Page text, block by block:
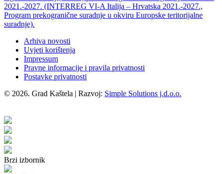
2021.-2027. (INTERREG VI-A Italija – Hrvatska 2021.-2027.,
Program prekogranične suradnje u okviru Europske teritorijalne
suradnje).
Arhiva novosti
Uvjeti korištenja
Impressum
Pravne informacije i pravila privatnosti
Postavke privatnosti
© 2026. Grad Kaštela | Razvoj: Simple Solutions j.d.o.o.
Brzi izbornik